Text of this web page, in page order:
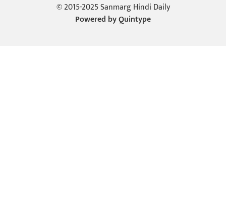
© 2015-2025 Sanmarg Hindi Daily
Powered byQuintype